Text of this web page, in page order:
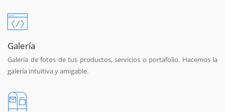
Galería
Galería de fotos de tus productos, servicios o portafolio. Hacemos la
galería intuitiva y amigable.